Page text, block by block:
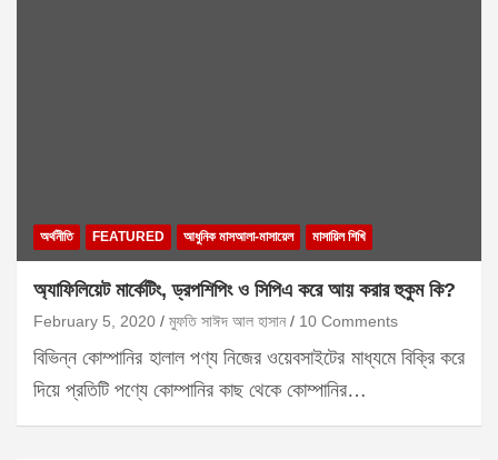
অর্থনীতি FEATURED আধুনিক মাসআলা-মাসায়েল মাসায়িল শিখি
অ্যাফিলিয়েট মার্কেটিং, ড্রপশিপিং ও সিপিএ করে আয় করার হুকুম কি?
February 5, 2020 মুফতি সাঈদ আল হাসান 10 Comments
বিভিন্ন কোম্পানির হালাল পণ্য নিজের ওয়েবসাইটের মাধ্যমে বিক্রি করে
দিয়ে প্রতিটি পণ্যে কোম্পানির কাছ থেকে কোম্পানির…